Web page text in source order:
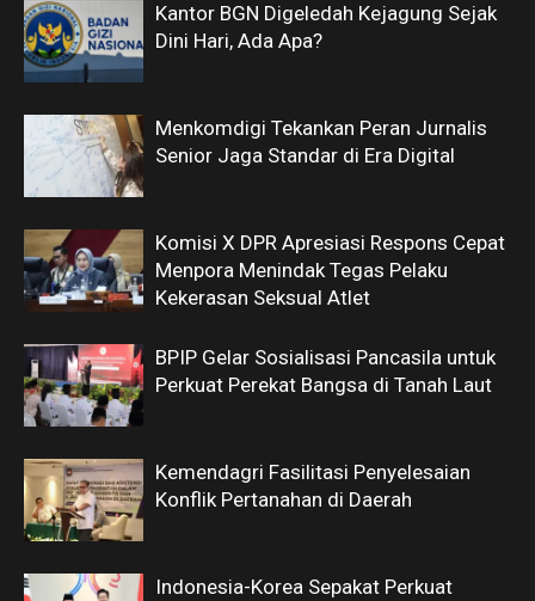
Kantor BGN Digeledah Kejagung Sejak
Dini Hari, Ada Apa?
Menkomdigi Tekankan Peran Jurnalis
Senior Jaga Standar di Era Digital
Komisi X DPR Apresiasi Respons Cepat
Menpora Menindak Tegas Pelaku
Kekerasan Seksual Atlet
BPIP Gelar Sosialisasi Pancasila untuk
Perkuat Perekat Bangsa di Tanah Laut
Kemendagri Fasilitasi Penyelesaian
Konflik Pertanahan di Daerah
Indonesia-Korea Sepakat Perkuat